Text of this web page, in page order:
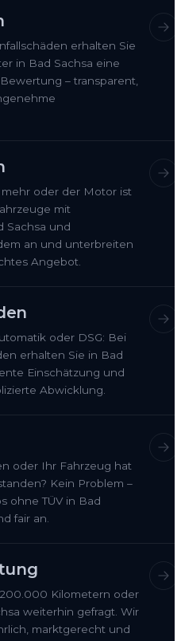
erhalten Sie
in Bad Sachsa eine
– transparent,
oder der Motor ist
mit
Sachsa und
an und unterbreiten
Angebot.
oder DSG: Bei
erhalten Sie in Bad
Einschätzung und
Abwicklung.
oder Ihr Fahrzeug hat
Kein Problem –
ohne TÜV in Bad
fair an.
Kilometern oder
weiterhin gefragt. Wir
marktgerecht und